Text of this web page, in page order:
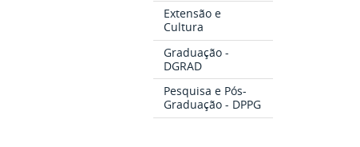
Extensão e
Cultura
Graduação -
DGRAD
Pesquisa e Pós-
Graduação - DPPG